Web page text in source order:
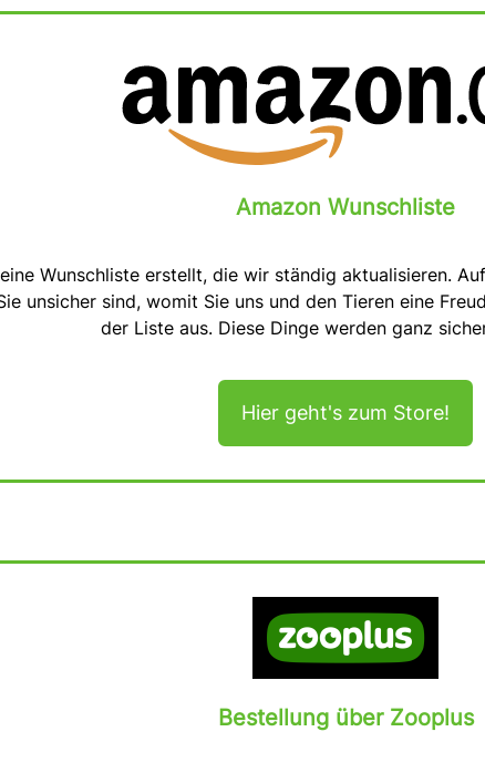
Amazon Wunschliste
Wunschliste erstellt, die wir ständig aktualisieren.
unsicher sind, womit Sie uns und den Tieren eine
der Liste aus. Diese Dinge werden ganz
Hier geht's zum Store!
Bestellung über Zooplus